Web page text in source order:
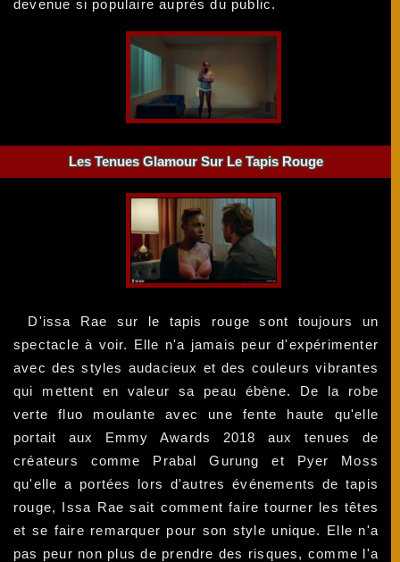
devenue si populaire auprès du public.
Les Tenues Glamour Sur Le Tapis Rouge
D'issa Rae sur le tapis rouge sont toujours un
spectacle à voir. Elle n'a jamais peur d'expérimenter
avec des styles audacieux et des couleurs vibrantes
qui mettent en valeur sa peau ébène. De la robe
verte fluo moulante avec une fente haute qu'elle
portait aux Emmy Awards 2018 aux tenues de
créateurs comme Prabal Gurung et Pyer Moss
qu'elle a portées lors d'autres événements de tapis
rouge, Issa Rae sait comment faire tourner les têtes
et se faire remarquer pour son style unique. Elle n'a
pas peur non plus de prendre des risques, comme l'a